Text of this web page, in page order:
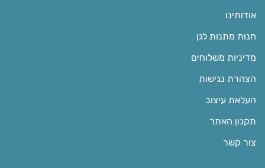
אודותינו
חנות מתנות לגן
מדיניות משלוחים
הצהרת נגישות
העלאת עיצוב
תקנון האתר
צור קשר